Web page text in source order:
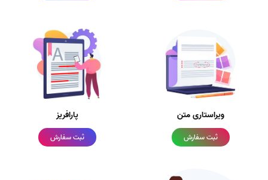
ویراستاری متن
ثبت سفارش
پارافریز
ثبت سفارش